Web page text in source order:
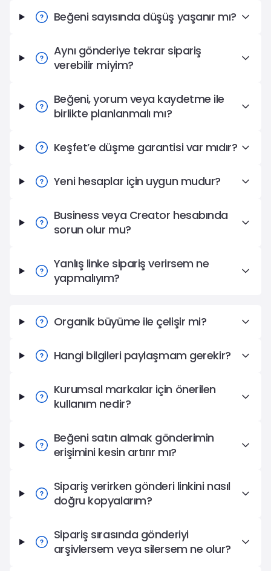
Beğeni sayısında düşüş yaşanır mı?
Aynı gönderiye tekrar sipariş
verebilir miyim?
Beğeni, yorum veya kaydetme ile
birlikte planlanmalı mı?
Keşfet’e düşme garantisi var mıdır?
Yeni hesaplar için uygun mudur?
Business veya Creator hesabında
sorun olur mu?
Yanlış linke sipariş verirsem ne
yapmalıyım?
Organik büyüme ile çelişir mi?
Hangi bilgileri paylaşmam gerekir?
Kurumsal markalar için önerilen
kullanım nedir?
Beğeni satın almak gönderimin
erişimini kesin artırır mı?
Sipariş verirken gönderi linkini nasıl
doğru kopyalarım?
Sipariş sırasında gönderiyi
arşivlersem veya silersem ne olur?